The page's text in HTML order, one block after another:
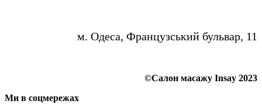
м. Одеса, Французський бульвар, 11
©Салон масажу Insay 2023
Ми в соцмережах